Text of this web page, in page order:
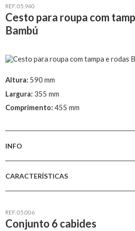
REF. 05.940
Cesto para roupa com
Bambú
Altura: 590 mm
Largura: 355 mm
Comprimento: 455 mm
INFO
CARACTERÍSTICAS
REF. 05.006
Conjunto 6 cabides